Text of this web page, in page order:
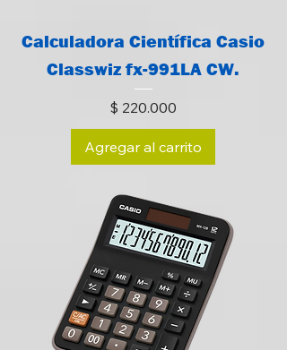
Calculadora Científica Casio
Classwiz fx-991LA CW.
Precio
$ 220.000
Agregar al carrito